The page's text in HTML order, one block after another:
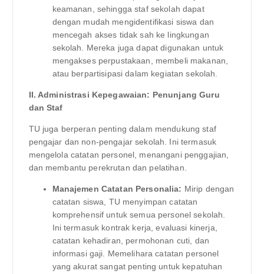
keamanan, sehingga staf sekolah dapat
dengan mudah mengidentifikasi siswa dan
mencegah akses tidak sah ke lingkungan
sekolah. Mereka juga dapat digunakan untuk
mengakses perpustakaan, membeli makanan,
atau berpartisipasi dalam kegiatan sekolah.
II. Administrasi Kepegawaian: Penunjang Guru
dan Staf
TU juga berperan penting dalam mendukung staf
pengajar dan non-pengajar sekolah. Ini termasuk
mengelola catatan personel, menangani penggajian,
dan membantu perekrutan dan pelatihan.
Manajemen Catatan Personalia: Mirip dengan
catatan siswa, TU menyimpan catatan
komprehensif untuk semua personel sekolah.
Ini termasuk kontrak kerja, evaluasi kinerja,
catatan kehadiran, permohonan cuti, dan
informasi gaji. Memelihara catatan personel
yang akurat sangat penting untuk kepatuhan